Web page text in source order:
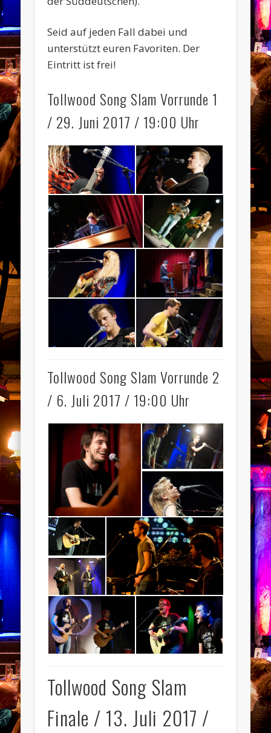
Seid auf jeden Fall dabei und
unterstützt euren Favoriten. Der
Eintritt ist frei!
Tollwood Song Slam Vorrunde 1
/ 29. Juni 2017 / 19:00 Uhr
Tollwood Song Slam Vorrunde 2
/ 6. Juli 2017 / 19:00 Uhr
Tollwood Song Slam
Finale / 13. Juli 2017 /